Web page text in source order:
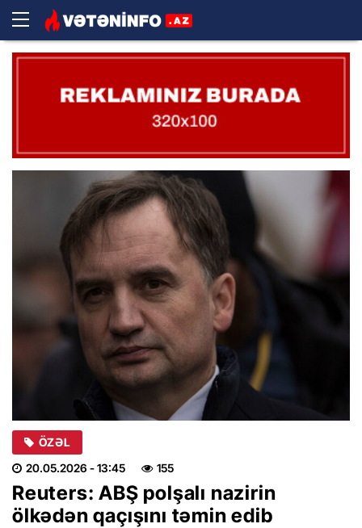
ÖZƏL
20.05.2026 - 13:45 155
Reuters: ABŞ polşalı nazirin
ölkədən qaçışını təmin edib